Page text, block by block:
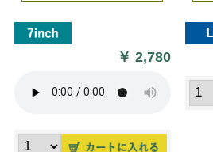
￥2,780